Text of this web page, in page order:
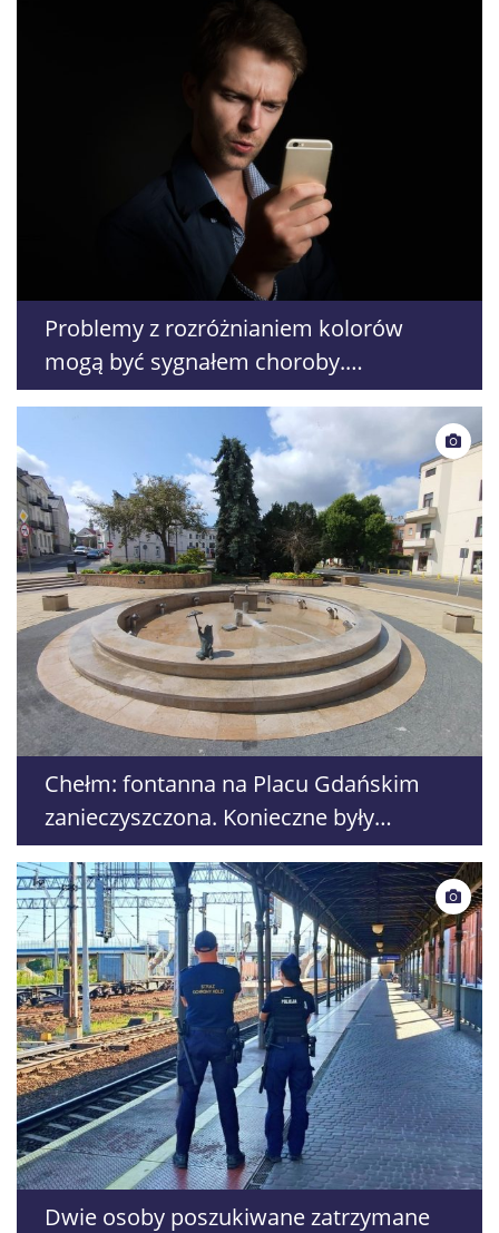
Problemy z rozróżnianiem kolorów
mogą być sygnałem choroby.
Naukowiec z Lublina stworzył aplikację
Chełm: fontanna na Placu Gdańskim
zanieczyszczona. Konieczne były
czyszczenie i dezynfekcja
Dwie osoby poszukiwane zatrzymane